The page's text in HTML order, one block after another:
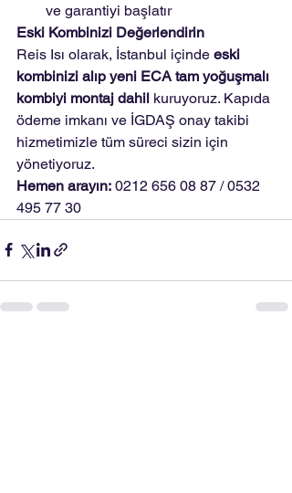
ve garantiyi başlatır
Eski Kombinizi Değerlendirin
Reis Isı olarak, İstanbul içinde eski
kombinizi alıp yeni ECA tam yoğuşmalı
kombiyi montaj dahil kuruyoruz. Kapıda
ödeme imkanı ve İGDAŞ onay takibi
hizmetimizle tüm süreci sizin için
yönetiyoruz.
Hemen arayın: 0212 656 08 87 / 0532
495 77 30